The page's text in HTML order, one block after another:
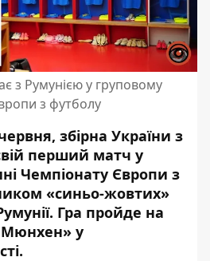
з Румунією у груповому
з футболу
збірна України з
перший матч у
Чемпіонату Європи з
«синьо-жовтих»
Гра пройде на
Мюнхен» у